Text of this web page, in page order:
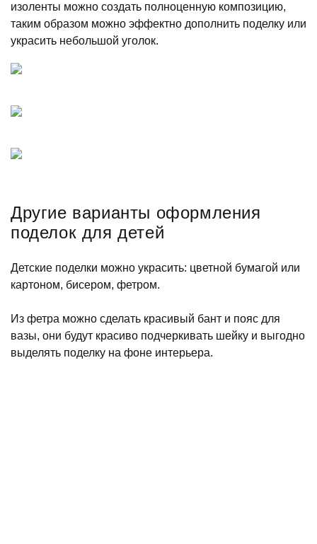
изоленты можно создать полноценную композицию,
таким образом можно эффектно дополнить поделку или
украсить небольшой уголок.
Другие варианты оформления
поделок для детей
Детские поделки можно украсить: цветной бумагой или
картоном, бисером, фетром.
Из фетра можно сделать красивый бант и пояс для
вазы, они будут красиво подчеркивать шейку и выгодно
выделять поделку на фоне интерьера.